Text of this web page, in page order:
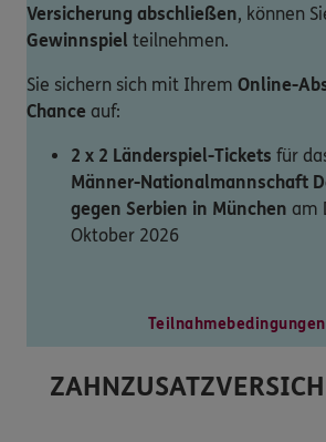
Versicherung abschließen, können
Gewinnspiel teilnehmen.
Sie sichern sich mit Ihrem Online-
Chance auf:
2 x 2 Länderspiel-Tickets für
Männer-Nationalmannschaft
gegen Serbien in München am
Oktober 2026
Teilnahmebedingungen